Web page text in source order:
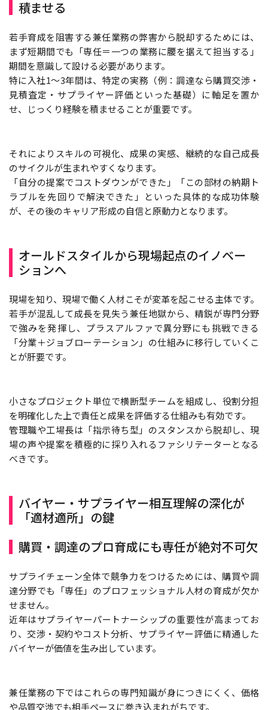
積ませる
若手育成を阻害する兼任業務の弊害から脱却するためには、
まず短期間でも「専任＝一つの業務に腰を据えて担当する」
期間を意識して設ける必要があります。
特に入社1～3年間は、特定の実務（例：調達なら購買交渉・
見積査定・サプライヤー評価といった基礎）に軸足を置か
せ、じっくり経験を積ませることが重要です。
それによりスキルの可視化、成果の実感、継続的な自己成長
のサイクルが生まれやすくなります。
「自分の提案でコストダウンができた」「この部材の納期ト
ラブルを先回りで解決できた」といった具体的な成功体験
が、その後のキャリア形成の自信と原動力となります。
オールドスタイルから現場起点のイノベー
ションへ
現場を知り、現場で働く人材こそが変革を起こせる主体です。
若手が混乱して成長を見失う兼任地獄から、精鋭が専門分野
で強みを発揮し、プラスアルファで異分野にも挑戦できる
「分業＋ジョブローテーション」の仕組みに移行していくこ
とが肝要です。
小さなプロジェクト単位で横断型チームを組成し、役割分担
を明確化した上で責任と成果を評価する仕組みも有効です。
管理職や工場長は「指示待ち型」のスタンスから脱却し、現
場の声や提案を積極的に採り入れるファシリテーターとなる
べきです。
バイヤー・サプライヤー相互理解の深化が
「適材適所」の鍵
購買・調達のプロ育成にも専任が絶対不可欠
サプライチェーン全体で競争力をつけるためには、購買や調
達分野でも「専任」のプロフェッショナル人材の育成が欠か
せません。
近年はサプライヤーパートナーシップの重要性が高まってお
り、交渉・契約やコスト分析、サプライヤー評価に精通した
バイヤーが価値を生み出しています。
兼任業務の下ではこれらの専門知識が身につきにくく、価格
や品質交渉でも相手ペースに巻き込まれがちです。